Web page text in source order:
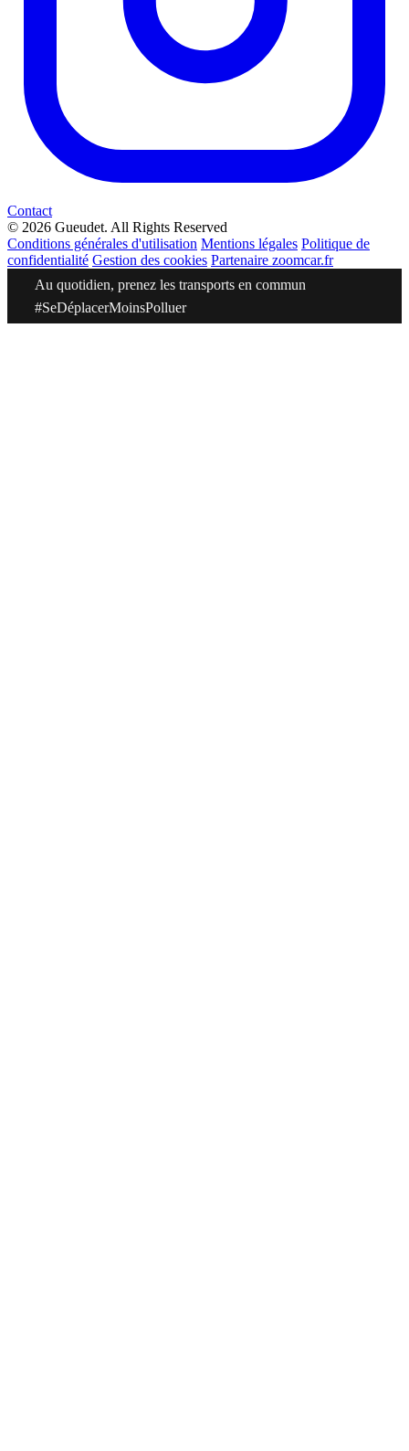
Contact
© 2026 Gueudet. All Rights Reserved
Conditions générales d'utilisation Mentions légales Politique de
confidentialité Gestion des cookies Partenaire zoomcar.fr
Au quotidien, prenez les transports en commun
#SeDéplacerMoinsPolluer